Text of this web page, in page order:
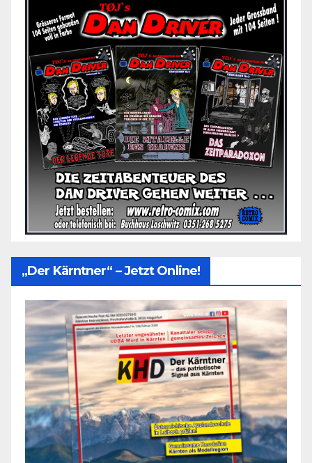
„Der Kärntner“ – Jetzt Online!